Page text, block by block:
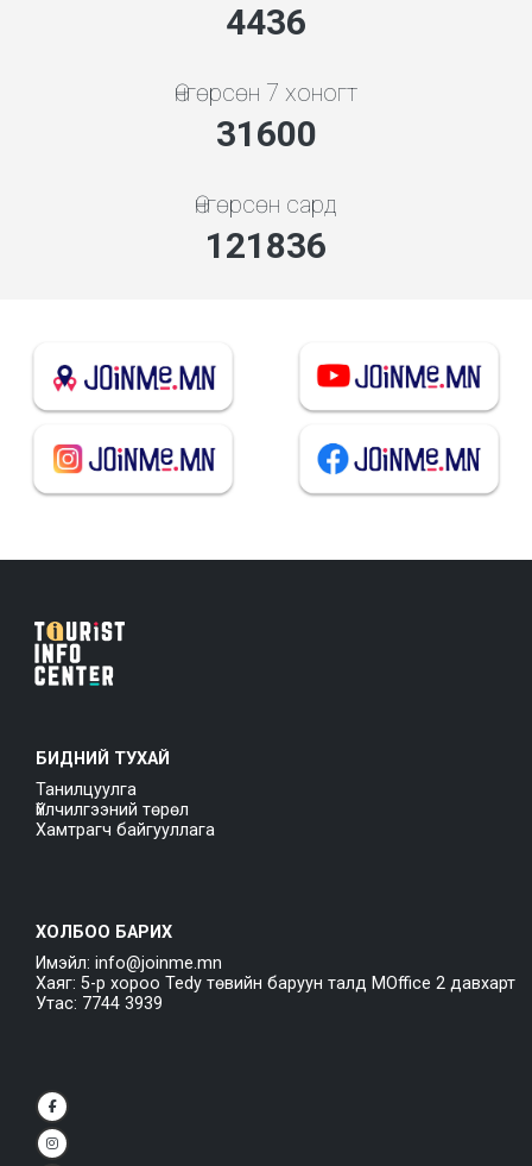
5119
Өнгөрсөн 7 хоногт
36462
Өнгөрсөн сард
140580
БИДНИЙ ТУХАЙ
Танилцуулга
Үйлчилгээний төрөл
Хамтрагч байгууллага
ХОЛБОО БАРИХ
Имэйл: info@joinme.mn
Хаяг: 5-р хороо Tedy төвийн баруун талд MOffice 2 давхарт
Утас: 7744 3939